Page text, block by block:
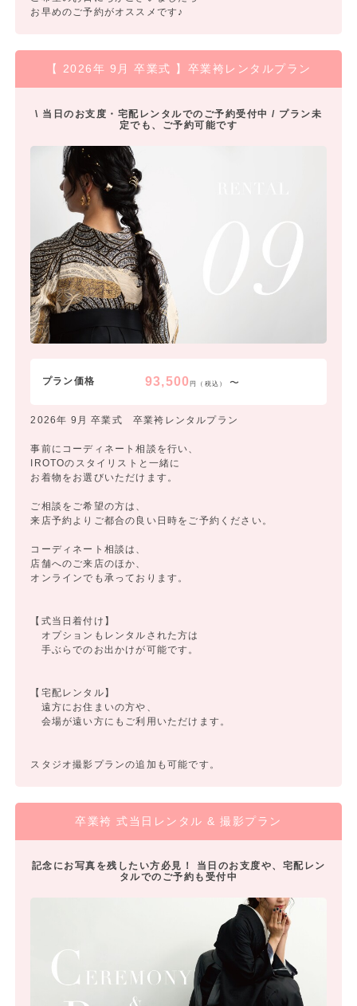
お早めのご予約がオススメです♪
【 2026年 9月 卒業式 】卒業袴レンタルプラン
\ 当日のお支度・宅配レンタルでのご予約受付中 / プラン未
定でも、ご予約可能です
プラン価格 93,500円（税込） 〜
2026年 9月 卒業式 卒業袴レンタルプラン
事前にコーディネート相談を行い、
IROTOのスタイリストと一緒に
お着物をお選びいただけます。
ご相談をご希望の方は、
来店予約よりご都合の良い日時をご予約ください。
コーディネート相談は、
店舗へのご来店のほか、
オンラインでも承っております。
【式当日着付け】
オプションもレンタルされた方は
手ぶらでのお出かけが可能です。
【宅配レンタル】
遠方にお住まいの方や、
会場が遠い方にもご利用いただけます。
スタジオ撮影プランの追加も可能です。
卒業袴 式当日レンタル & 撮影プラン
記念にお写真を残したい方必見！ 当日のお支度や、宅配レン
タルでのご予約も受付中